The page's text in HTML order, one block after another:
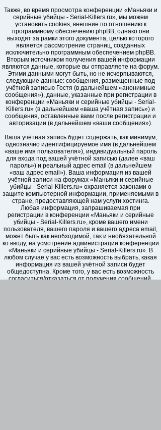
Также, во время просмотра конференции «Маньяки и
серийные убийцы - Serial-Killers.ru», мы можем
установить cookies, внешние по отношению к
программному обеспечению phpBB, однако они
выходят за рамки этого документа, целью которого
является рассмотрение страниц, созданных
исключительно программным обеспечением phpBB.
Вторым источником получения вашей информации
являются данные, которые вы отправляете на форум.
Этими данными могут быть, но не исчерпываются,
следующие данные: сообщения, размещенные под
учётной записью Гостя (в дальнейшем «анонимные
сообщения»), данные, указанные при регистрации в
конференции «Маньяки и серийные убийцы - Serial-
Killers.ru» (в дальнейшем «ваша учётная запись») и
сообщения, оставленные вами после регистрации и
авторизации (в дальнейшем «ваши сообщения»).
Ваша учётная запись будет содержать, как минимум,
однозначно идентифицируемое имя (в дальнейшем
«ваше имя пользователя»), индивидуальный пароль
для входа под вашей учётной записью (далее «ваш
пароль») и реальный адрес email (в дальнейшем
«ваш адрес email»). Ваша информация из вашей
учётной записи на форумах «Маньяки и серийные
убийцы - Serial-Killers.ru» охраняется законами о
защите компьютерной информации, применяемыми в
стране, предоставляющей нам услуги хостинга.
Любая информация, запрашиваемая при
регистрации в конференции «Маньяки и серийные
убийцы - Serial-Killers.ru», кроме вашего имени
пользователя, вашего пароля и вашего адреса email,
может быть как необходимой, так и необязательной
ко вводу, на усмотрение администрации конференции
«Маньяки и серийные убийцы - Serial-Killers.ru». В
любом случае у вас есть возможность выбрать, какая
информация из вашей учётной записи будет
общедоступна. Кроме того, у вас есть возможность
согласиться/отказаться от получения сообщений,